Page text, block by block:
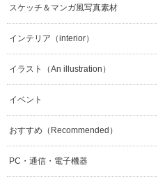
スケッチ＆マンガ風写真素材
インテリア（interior）
イラスト（An illustration）
イベント
おすすめ（Recommended）
PC・通信・電子機器